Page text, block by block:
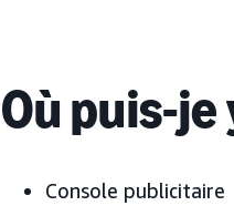
Où puis-je
Console publicitaire